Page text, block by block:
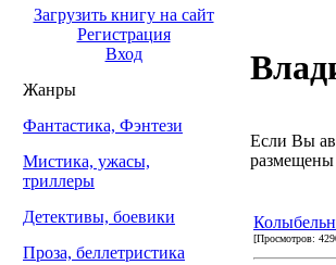
Загрузить книгу на сайт
Регистрация
Вход
Жанры
Фантастика, Фэнтези
Мистика, ужасы,
триллеры
Детективы, боевики
Проза, беллетристика
Если Вы
размещены
[Просмотров: